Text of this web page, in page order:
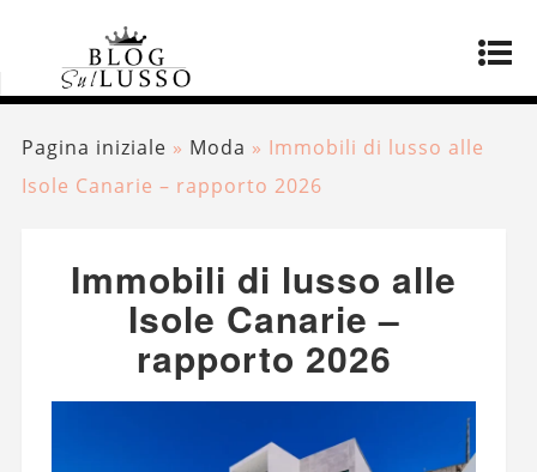
Pagina iniziale » Moda » Immobili di lusso alle
Isole Canarie – rapporto 2026
Immobili di lusso alle
Isole Canarie –
rapporto 2026